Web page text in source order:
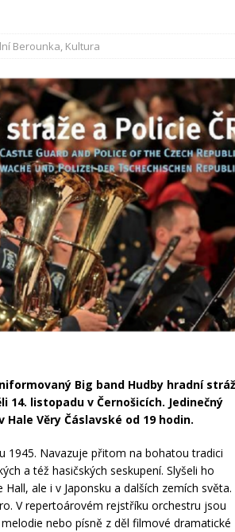
Berounka, Kultura
Big band Hudby hradní
14. listopadu v Černošicích. Jedinečný
Věry Čáslavské od 19 hodin.
1945. Navazuje přitom na bohatou tradici
a též hasičských seskupení. Slyšeli ho
ale i v Japonsku a dalších zemích světa.
V repertoárovém rejstříku orchestru jsou
nebo písně z děl filmové dramatické